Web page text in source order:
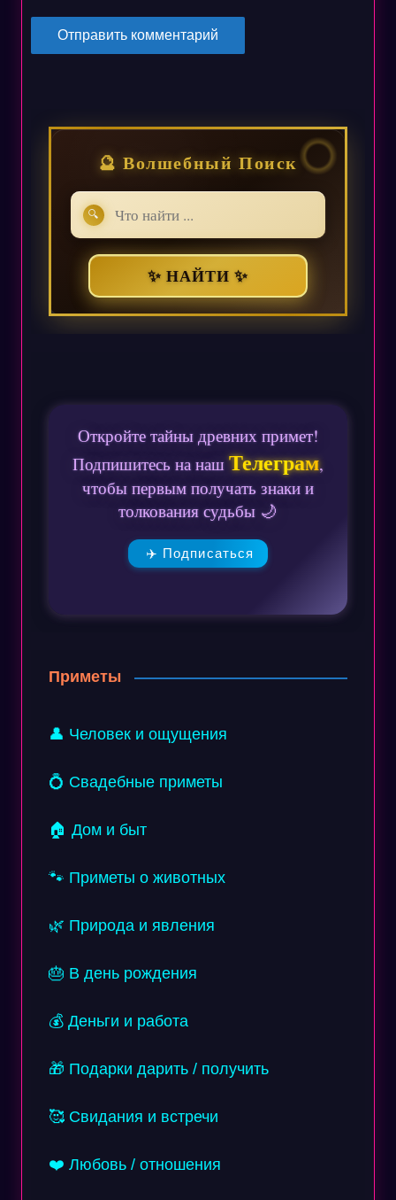
🔮 Волшебный Поиск
🔍
✨ НАЙТИ ✨
Откройте тайны древних примет!
Подпишитесь на нашТелеграм,
чтобы первым получать знаки и
толкования судьбы 🌙
✈️ Подписаться
Приметы
👤 Человек и ощущения
💍 Свадебные приметы
🏠 Дом и быт
🐾 Приметы о животных
🌿 Природа и явления
🎂 В день рождения
💰 Деньги и работа
🎁 Подарки дарить / получить
🥰 Свидания и встречи
❤️ Любовь / отношения